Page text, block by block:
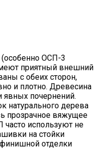
ОСП-3
приятный внешний
с обеих сторон,
и плотно. Древесина
явных почернений.
натурального дерева
прозрачное вяжущее
используют не
на стойки
финишной отделки